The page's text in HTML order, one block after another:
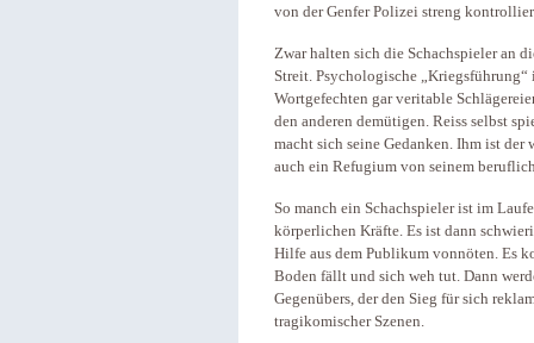
von der Genfer Polizei streng
Zwar halten sich die Schachspieler an
Streit. Psychologische
Wortgefechten gar veritable
den anderen demütigen. Reiss selbst
macht sich seine Gedanken. Ihm ist der
auch ein Refugium von seinem
So manch ein Schachspieler ist im
körperlichen Kräfte. Es ist dann
Hilfe aus dem Publikum vonnöten. Es
Boden fällt und sich weh tut. Dann
Gegenübers, der den Sieg für sich
tragikomischer Szenen.